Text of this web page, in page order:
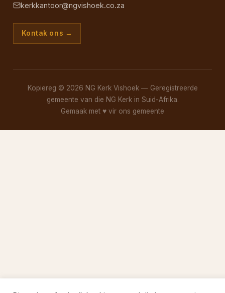
kerkkantoor@ngvishoek.co.za
Kontak ons →
Kopiereg © 2026 NG Kerk Vishoek — Geregistreerde
gemeente van die NG Kerk in Suid-Afrika.
Gemaak met ♥ vir ons gemeente